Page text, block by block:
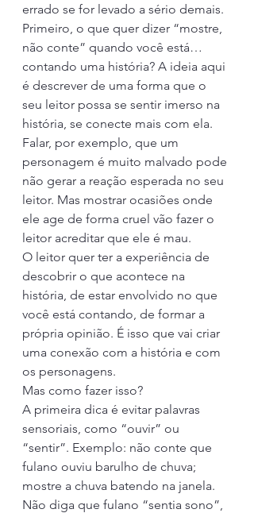
errado se for levado a sério demais.
Primeiro, o que quer dizer “mostre,
não conte” quando você está…
contando uma história? A ideia aqui
é descrever de uma forma que o
seu leitor possa se sentir imerso na
história, se conecte mais com ela.
Falar, por exemplo, que um
personagem é muito malvado pode
não gerar a reação esperada no seu
leitor. Mas mostrar ocasiões onde
ele age de forma cruel vão fazer o
leitor acreditar que ele é mau.
O leitor quer ter a experiência de
descobrir o que acontece na
história, de estar envolvido no que
você está contando, de formar a
própria opinião. É isso que vai criar
uma conexão com a história e com
os personagens.
Mas como fazer isso?
A primeira dica é evitar palavras
sensoriais, como “ouvir” ou
“sentir”. Exemplo: não conte que
fulano ouviu barulho de chuva;
mostre a chuva batendo na janela.
Não diga que fulano “sentia sono”,